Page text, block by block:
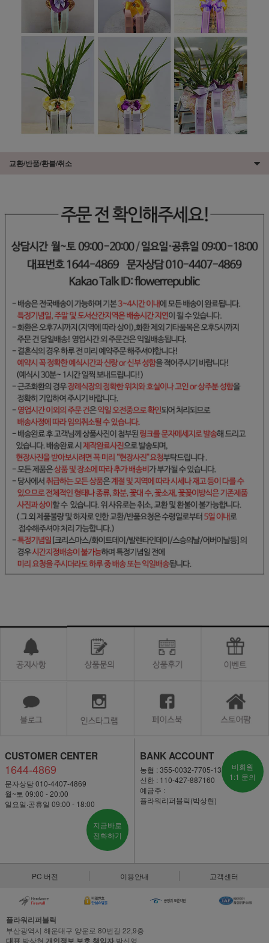
교환/반품/환불/취소
CUSTOMER CENTER
1644-4869
문자상담 010-4407-4869
월~토 09:00 - 20:00
일요일·공휴일 09:00 - 18:00
지금바로
전화하기
BANK ACCOUNT
농협 : 355-0032-7705-13
신한 : 110-427-887160
예금주 :
플라워리퍼블릭(박상현)
비회원
1:1 문의
PC 버전 이용안내 고객센터
플라워리퍼블릭
부산광역시 해운대구 양운로 80번길 22,9층
대표 박상현 개인정보 보호 책임자 박신영